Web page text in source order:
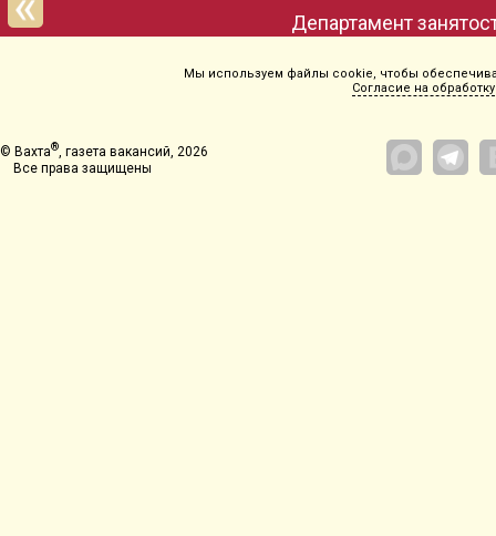
Департамент
Мы используем файлы cookie, чтобы
Согласие на обработку
© Вахта® , газета вакансий, 2026
Все права защищены